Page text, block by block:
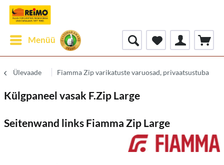
Menüü
Ülevaade Fiamma Zip varikatuste varuosad, privaatsustuba
Külgpaneel vasak F.Zip Large
Seitenwand links Fiamma Zip Large